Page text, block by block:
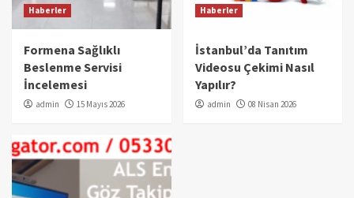
Haberler
Formena Sağlıklı
Beslenme Servisi
İncelemesi
admin 15 Mayıs 2026
Haberler
İstanbul’da Tanıtım
Videosu Çekimi Nasıl
Yapılır?
admin 08 Nisan 2026